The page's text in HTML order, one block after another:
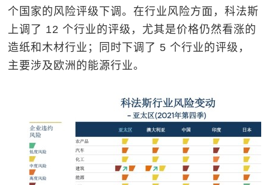
个国家的风险评级下调。在行业风险方面，科法斯
上调了 12个行业的评级，尤其是价格仍然看涨的
造纸和木材行业；同时下调了 5个行业的评级，
主要涉及欧洲的能源行业。